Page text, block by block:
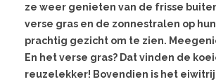
ze weer genieten van de frisse
verse gras en de zonnestralen op
prachtig gezicht om te zien.
En het verse gras? Dat vinden de
reuzelekker! Bovendien is het